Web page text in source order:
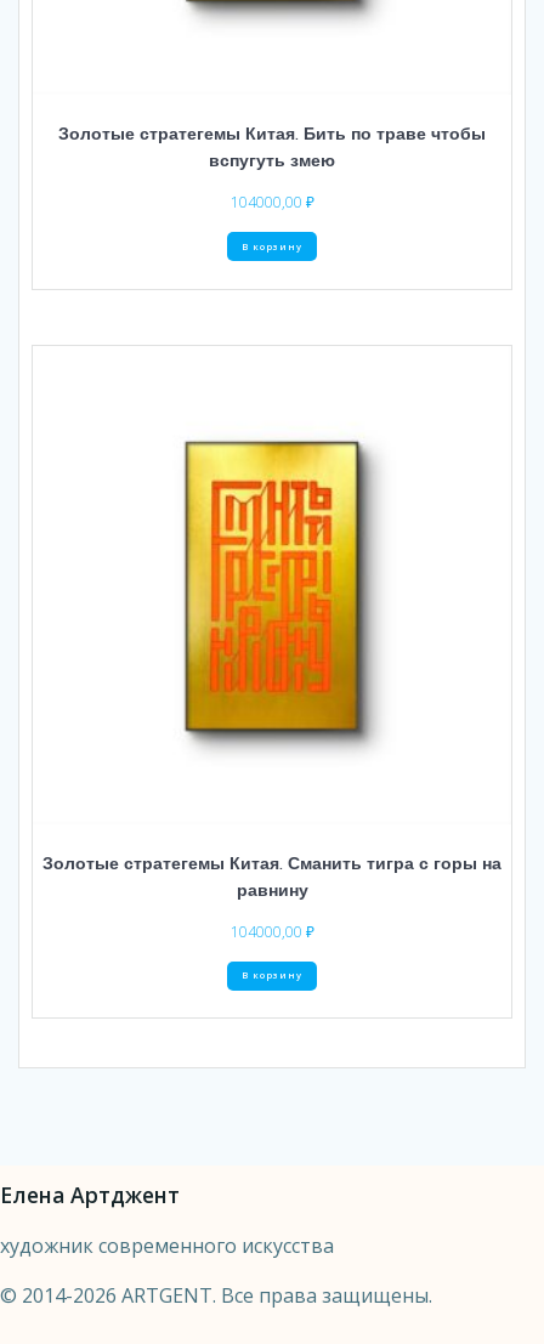
Золотые стратегемы Китая. Бить по траве чтобы
вспугуть змею
104000,00 ₽
В корзину
Золотые стратегемы Китая. Сманить тигра с горы на
равнину
104000,00 ₽
В корзину
Елена Артджент
художник современного искусства
© 2014-2026 ARTGENT. Все права защищены.